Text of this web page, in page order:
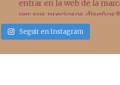
Seguir en Instagram